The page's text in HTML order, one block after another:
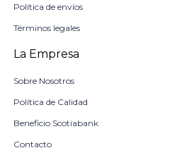
Política de envíos
Términos legales
La Empresa
Sobre Nosotros
Política de Calidad
Beneficio Scotiabank
Contacto